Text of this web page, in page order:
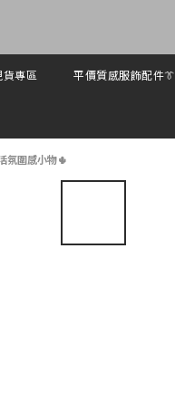
貨專區 平價質感服飾配件👔
氛圍感小物🌵